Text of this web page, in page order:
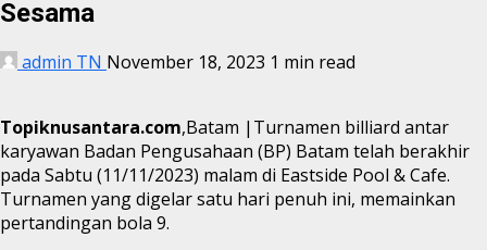
Sesama
admin TN November 18, 2023 1 min read
Topiknusantara.com,Batam |Turnamen billiard antar
karyawan Badan Pengusahaan (BP) Batam telah berakhir
pada Sabtu (11/11/2023) malam di Eastside Pool & Cafe.
Turnamen yang digelar satu hari penuh ini, memainkan
pertandingan bola 9.